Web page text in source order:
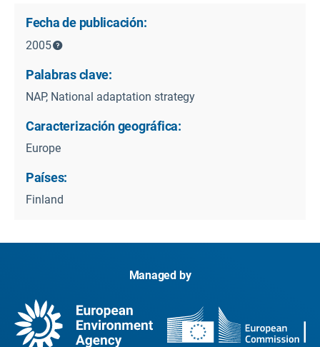
Fecha de publicación:
2005
Palabras clave:
NAP, National adaptation strategy
Caracterización geográfica:
Europe
Países:
Finland
Managed by